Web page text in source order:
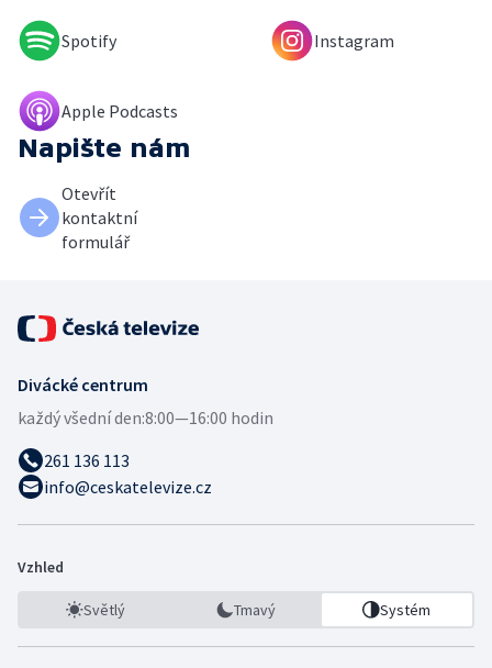
Spotify Instagram
Apple Podcasts
Napište nám
Otevřít
kontaktní
formulář
Divácké centrum
každý všední den:8:00—16:00 hodin
261 136 113
info@ceskatelevize.cz
Vzhled
Světlý Tmavý Systém